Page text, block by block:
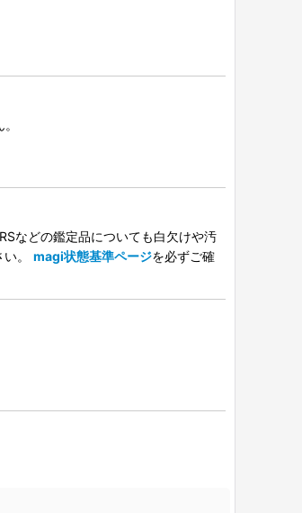
などの鑑定品についても白欠けや汚
。 magi状態基準ページを必ずご確